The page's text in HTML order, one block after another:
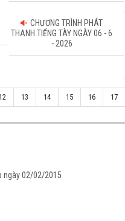
CHƯƠNG TRÌNH PHÁT
THANH TIẾNG TÀY NGÀY 06 - 6
- 2026
13 14 15 16 17
ngày 02/02/2015